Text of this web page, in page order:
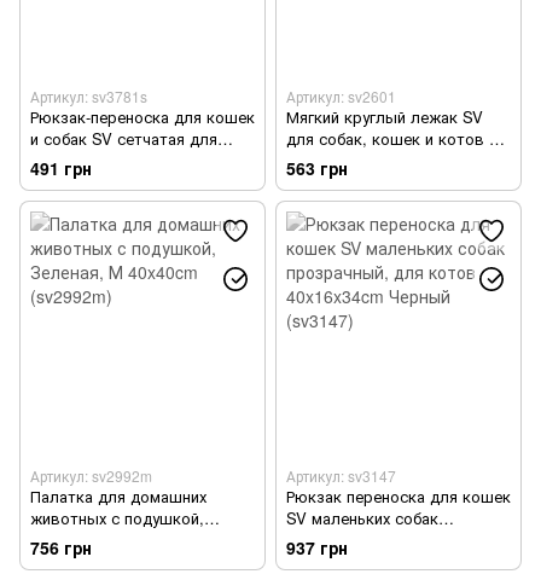
Артикул: sv3781s
Рюкзак-переноска для кошек
и собак SV сетчатая для
путешествий S (2.5 кг)
Красный (sv3781s)
491 грн
Артикул: sv2601
Мягкий круглый лежак SV
для собак, кошек и котов 40
см Серый (sv2601)
563 грн
Артикул: sv2992m
Палатка для домашних
животных с подушкой,
Зеленая, М 40x40cm
(sv2992m)
756 грн
Артикул: sv3147
Рюкзак переноска для кошек
SV маленьких собак
прозрачный, для котов
40x16x34cm Черный (sv3147)
937 грн